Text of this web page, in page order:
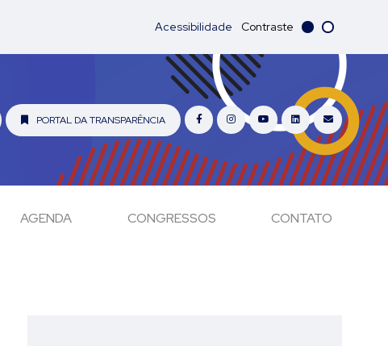
Acessibilidade Contraste
PORTAL DA TRANSPARÊNCIA
AGENDA CONGRESSOS CONTATO